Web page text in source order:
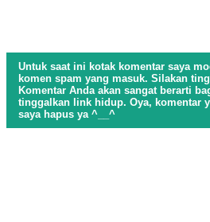
Untuk saat ini kotak komentar saya
komen spam yang masuk. Silakan
Komentar Anda akan sangat berarti
tinggalkan link hidup. Oya, komentar
saya hapus ya ^__^